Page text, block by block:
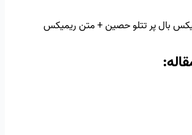
بال پر تتلو حصین + متن ریمیکس